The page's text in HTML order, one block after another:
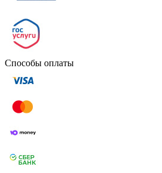
Способы оплаты